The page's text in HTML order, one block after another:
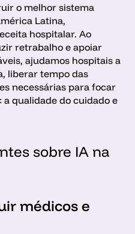
o melhor sistema
Latina,
hospitalar. Ao
retrabalho e apoiar
ajudamos hospitais a
liberar tempo das
necessárias para focar
qualidade do cuidado e
sobre IA na
médicos e